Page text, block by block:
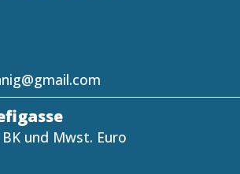
und Mwst. Euro